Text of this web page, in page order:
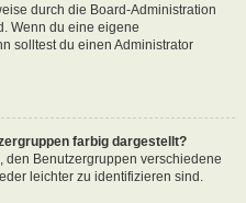
durch die Board-Administration
Wenn du eine eigene
solltest du einen Administrator
farbig dargestellt?
den Benutzergruppen verschiedene
leichter zu identifizieren sind.